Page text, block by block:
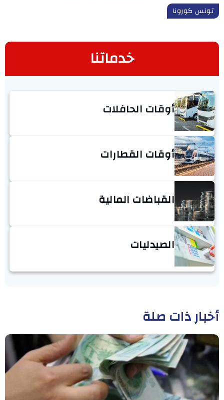
تونس كورونا
خدماتنا
أوقات الحافلات
أوقات القطارات
القباضات المالية
الصيدليات
أخبار ذات صلة